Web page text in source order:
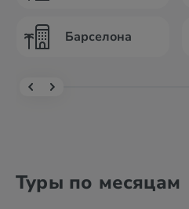
Барселона
Туры по месяцам